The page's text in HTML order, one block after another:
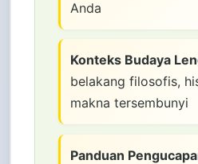
Anda
Konteks Budaya
belakang filosofis,
makna tersembunyi
Panduan